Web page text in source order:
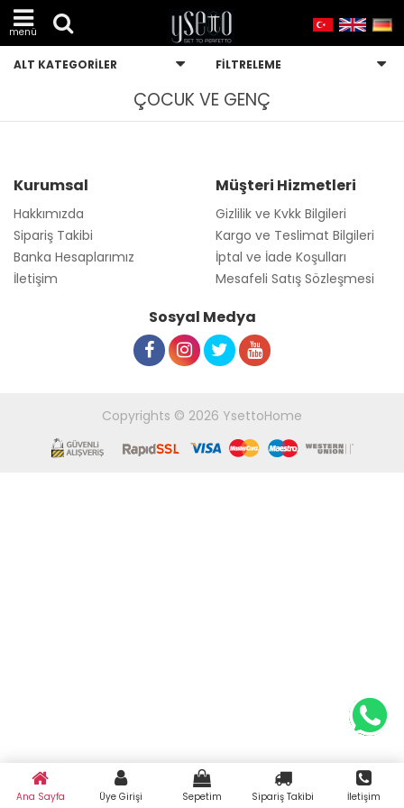
menü
ALT KATEGORILER FILTRELEME
ÇOCUK VE GENÇ
Kurumsal
Hakkımızda
Sipariş Takibi
Banka Hesaplarımız
İletişim
Müşteri Hizmetleri
Gizlilik ve Kvkk Bilgileri
Kargo ve Teslimat Bilgileri
İptal ve İade Koşulları
Mesafeli Satış Sözleşmesi
Sosyal Medya
Copyrights © 2026 YsettoHome
Ana Sayfa Üye Girişi Sepetim Sipariş Takibi İletişim